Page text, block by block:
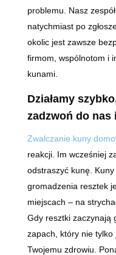
problemu. Nasz
natychmiast po
okolic jest zawsze
firmom, wspólnotom i
kunami.
Działamy
zadzwoń do nas
Zwalczanie kuny
reakcji. Im wcześniej
odstraszyć kunę.
gromadzenia resztek
miejscach – na
Gdy resztki zaczynają
zapach, który nie tylko
Twojemu zdrowiu.